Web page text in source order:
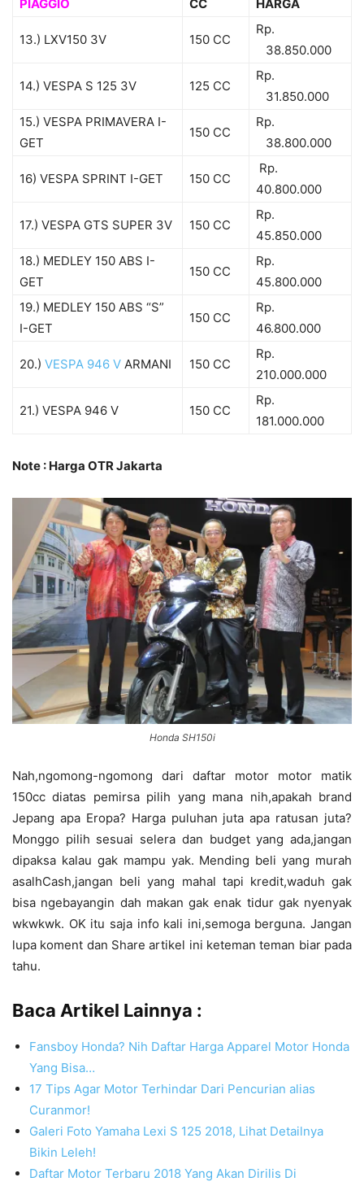
PIAGGIO CC HARGA
13.) LXV150 3V 150 CC
Rp.
38.850.000
14.) VESPA S 125 3V 125 CC
Rp.
31.850.000
15.) VESPA PRIMAVERA I-
GET
150 CC
Rp.
38.800.000
16) VESPA SPRINT I-GET 150 CC
Rp.
40.800.000
17.) VESPA GTS SUPER 3V 150 CC
Rp.
45.850.000
18.) MEDLEY 150 ABS I-
GET
150 CC
Rp.
45.800.000
19.) MEDLEY 150 ABS “S”
I-GET
150 CC
Rp.
46.800.000
20.) VESPA 946 V ARMANI 150 CC
Rp.
210.000.000
21.) VESPA 946 V 150 CC
Rp.
181.000.000
Note : Harga OTR Jakarta
Honda SH150i
Nah,ngomong-ngomong dari daftar motor motor matik
150cc diatas pemirsa pilih yang mana nih,apakah brand
Jepang apa Eropa? Harga puluhan juta apa ratusan juta?
Monggo pilih sesuai selera dan budget yang ada,jangan
dipaksa kalau gak mampu yak. Mending beli yang murah
asalhCash,jangan beli yang mahal tapi kredit,waduh gak
bisa ngebayangin dah makan gak enak tidur gak nyenyak
wkwkwk. OK itu saja info kali ini,semoga berguna. Jangan
lupa koment dan Share artikel ini keteman teman biar pada
tahu.
Baca Artikel Lainnya :
Fansboy Honda? Nih Daftar Harga Apparel Motor Honda
Yang Bisa…
17 Tips Agar Motor Terhindar Dari Pencurian alias
Curanmor!
Galeri Foto Yamaha Lexi S 125 2018, Lihat Detailnya
Bikin Leleh!
Daftar Motor Terbaru 2018 Yang Akan Dirilis Di